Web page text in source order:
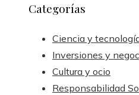
Categorías
Ciencia y
Inversiones y
Cultura y ocio
Responsabilidad